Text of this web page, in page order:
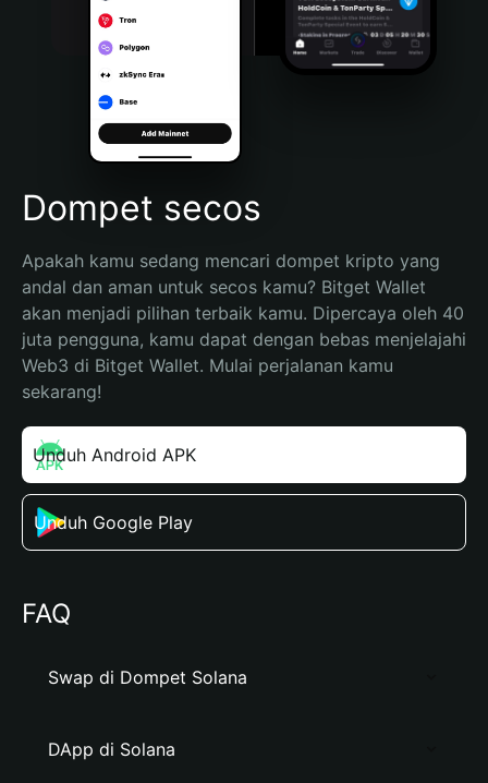
Português (Brasil)
Español (Argentina)
Dompet secos
Apakah kamu sedang mencari dompet kripto yang
andal dan aman untuk secos kamu? Bitget Wallet
akan menjadi pilihan terbaik kamu. Dipercaya oleh 40
juta pengguna, kamu dapat dengan bebas menjelajahi
Web3 di Bitget Wallet. Mulai perjalanan kamu
sekarang!
Unduh Android APK
Unduh Google Play
FAQ
Swap di Dompet Solana
DApp di Solana